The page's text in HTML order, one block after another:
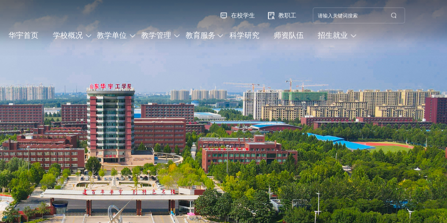
在校学生 教职工
华宇首页 学校概况 教学单位 教学管理 教育服务 科学研究 师资队伍 招生就业